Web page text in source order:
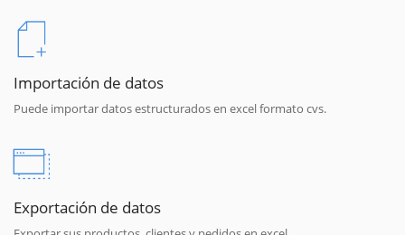
Importación de datos
Puede importar datos estructurados en excel formato cvs.
Exportación de datos